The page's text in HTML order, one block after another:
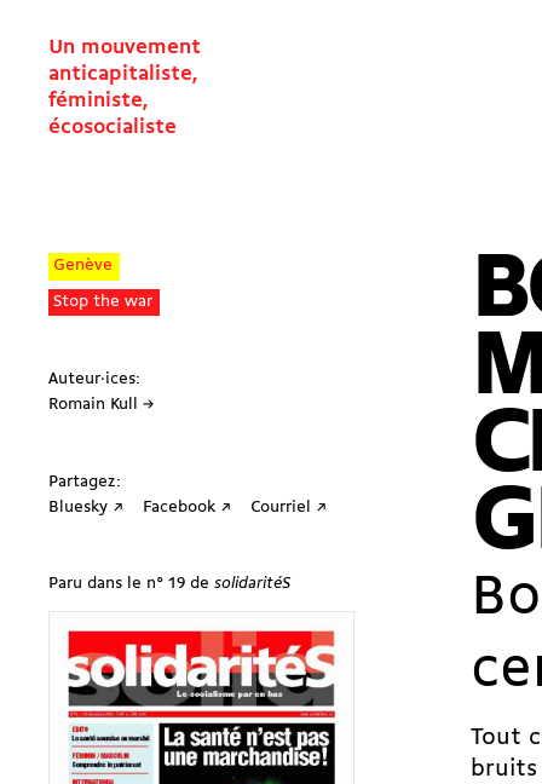
Un mouvement
anticapitaliste,
féministe,
écosocialiste
Genève
Stop the war
Auteur·ices:
Romain Kull →
Partagez:
Bluesky ↗
Facebook ↗ Courriel ↗
Paru dans le n° 19 de solidaritéS
Tout
bruits